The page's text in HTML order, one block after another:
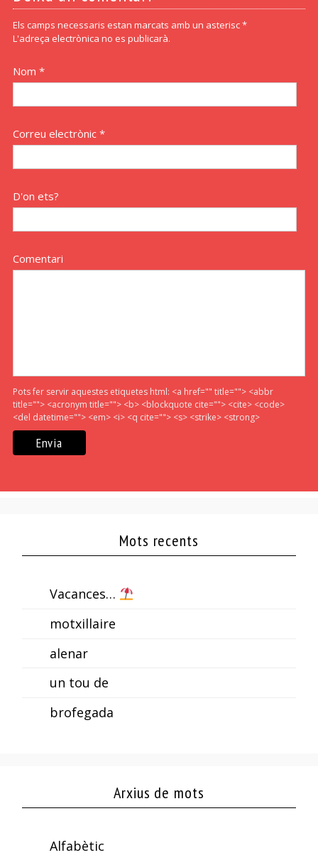
Els camps necessaris estan marcats amb un asterisc *
L'adreça electrònica no es publicarà.
Nom *
Correu electrònic *
D'on ets?
Comentari
Pots fer servir aquestes etiquetes html: <a href="" title=""> <abbr
title=""> <acronym title=""> <b> <blockquote cite=""> <cite> <code>
<del datetime=""> <em> <i> <q cite=""> <s> <strike> <strong>
Mots recents
Vacances…
motxillaire
alenar
un tou de
brofegada
Arxius de mots
Alfabètic